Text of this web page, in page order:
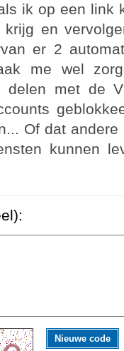
ik op een link
en
er 2
me wel
delen met de
Of dat
kunnen
Nieuwe code